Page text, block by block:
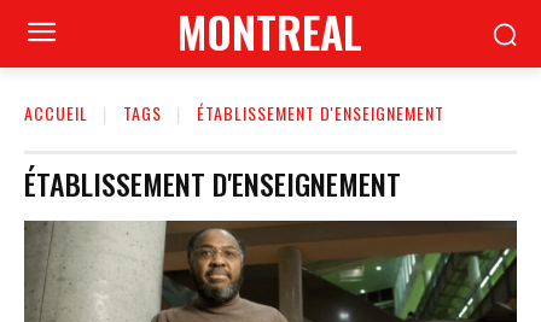
MONTREAL
ACCUEIL TAGS ÉTABLISSEMENT D'ENSEIGNEMENT
ÉTABLISSEMENT D'ENSEIGNEMENT